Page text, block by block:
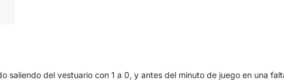
saliendo del vestuario con 1 a 0, y antes del minuto de juego en una